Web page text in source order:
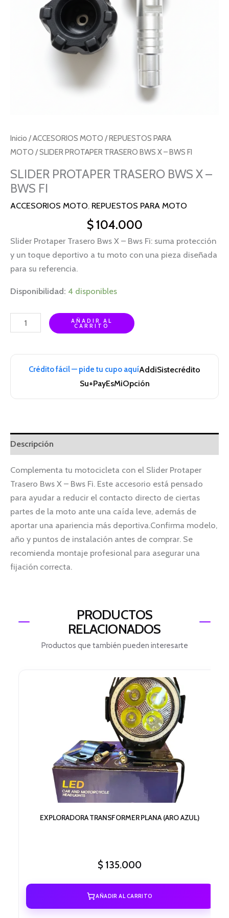
Inicio /ACCESORIOS MOTO /REPUESTOS PARA
MOTO / SLIDER PROTAPER TRASERO BWS X – BWS FI
SLIDER PROTAPER TRASERO BWS X –
BWS FI
ACCESORIOS MOTO, REPUESTOS PARA MOTO
$104.000
Slider Protaper Trasero Bws X – Bws Fi: suma protección
y un toque deportivo a tu moto con una pieza diseñada
para su referencia.
Disponibilidad: 4 disponibles
cantidad
AÑADIR AL
CARRITO
Crédito fácil — pide tu cupo aquíAddiSistecrédito
Su+PayEsMiOpción
Descripción
Complementa tu motocicleta con el Slider Protaper
Trasero Bws X – Bws Fi. Este accesorio está pensado
para ayudar a reducir el contacto directo de ciertas
partes de la moto ante una caída leve, además de
aportar una apariencia más deportiva.Confirma modelo,
año y puntos de instalación antes de comprar. Se
recomienda montaje profesional para asegurar una
fijación correcta.
PRODUCTOS
RELACIONADOS
Productos que también pueden interesarte
EXPLORADORA TRANSFORMER PLANA (ARO AZUL)
$ 135.000
AÑADIR AL CARRITO